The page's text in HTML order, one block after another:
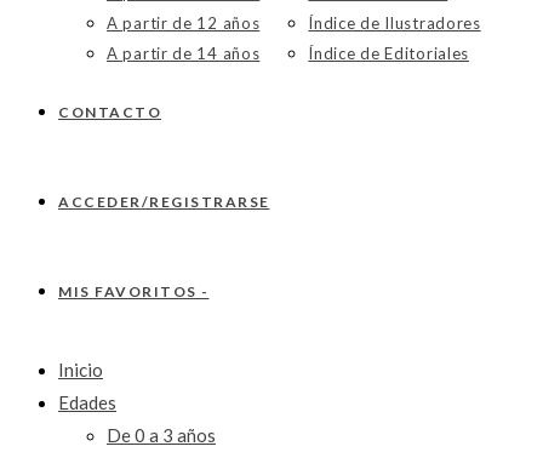
A partir de 12 años
A partir de 14 años
Índice de Ilustradores
Índice de Editoriales
CONTACTO
ACCEDER/REGISTRARSE
MIS FAVORITOS -
Inicio
Edades
De 0 a 3 años